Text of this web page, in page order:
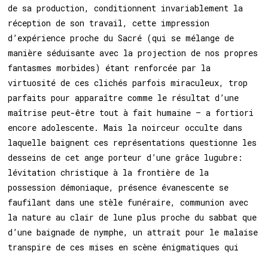
de sa production, conditionnent invariablement la
réception de son travail, cette impression
d’expérience proche du Sacré (qui se mélange de
manière séduisante avec la projection de nos propres
fantasmes morbides) étant renforcée par la
virtuosité de ces clichés parfois miraculeux, trop
parfaits pour apparaître comme le résultat d’une
maîtrise peut-être tout à fait humaine – a fortiori
encore adolescente. Mais la noirceur occulte dans
laquelle baignent ces représentations questionne les
desseins de cet ange porteur d’une grâce lugubre:
lévitation christique à la frontière de la
possession démoniaque, présence évanescente se
faufilant dans une stèle funéraire, communion avec
la nature au clair de lune plus proche du sabbat que
d’une baignade de nymphe, un attrait pour le malaise
transpire de ces mises en scène énigmatiques qui